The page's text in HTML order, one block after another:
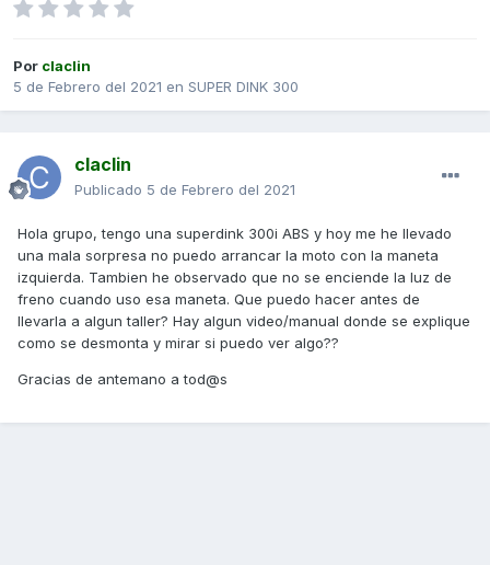
Por claclin
5 de Febrero del 2021 en SUPER DINK 300
claclin
Publicado 5 de Febrero del 2021
Hola grupo, tengo una superdink 300i ABS y hoy me he llevado
una mala sorpresa no puedo arrancar la moto con la maneta
izquierda. Tambien he observado que no se enciende la luz de
freno cuando uso esa maneta. Que puedo hacer antes de
llevarla a algun taller? Hay algun video/manual donde se explique
como se desmonta y mirar si puedo ver algo??
Gracias de antemano a tod@s